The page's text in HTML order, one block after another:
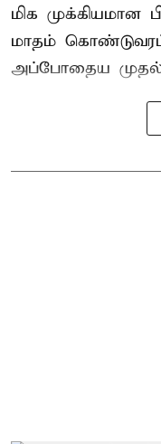
மிக முக்கியமான
மாதம்
அப்போதைய